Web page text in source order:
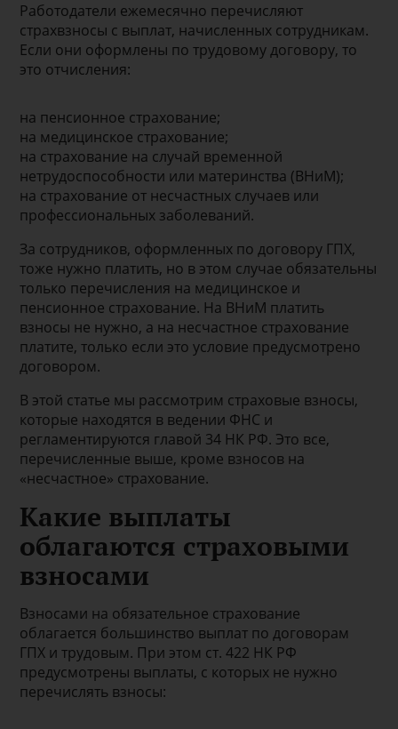
Работодатели ежемесячно перечисляют
страхвзносы с выплат, начисленных сотрудникам.
Если они оформлены по трудовому договору, то
это отчисления:
на пенсионное страхование;
на медицинское страхование;
на страхование на случай временной
нетрудоспособности или материнства (ВНиМ);
на страхование от несчастных случаев или
профессиональных заболеваний.
За сотрудников, оформленных по договору ГПХ,
тоже нужно платить, но в этом случае обязательны
только перечисления на медицинское и
пенсионное страхование. На ВНиМ платить
взносы не нужно, а на несчастное страхование
платите, только если это условие предусмотрено
договором.
В этой статье мы рассмотрим страховые взносы,
которые находятся в ведении ФНС и
регламентируются главой 34 НК РФ. Это все,
перечисленные выше, кроме взносов на
«несчастное» страхование.
Какие выплаты
облагаются страховыми
взносами
Взносами на обязательное страхование
облагается большинство выплат по договорам
ГПХ и трудовым. При этом ст. 422 НК РФ
предусмотрены выплаты, с которых не нужно
перечислять взносы: